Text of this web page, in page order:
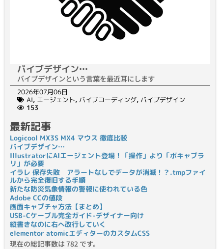
バイブデザイン…
バイブデザインという言葉を最近耳にします
2026年07月06日
AI, エージェント, バイブコーディング, バイブデザイン
153
最新記事
Logicool MX3S MX4 マウス 徹底比較
バイブデザイン…
IllustratorにAIエージェント登場！「操作」より「ボキャブラ
リ」が必要
イラレ 保存失敗 アラートなしでデータが消滅！？.tmpファイ
ルから完全復旧する手順
新たな防災気象情報の警報に使われている色
Adobe CCの値段
画面キャプチャ方法【まとめ】
USB-Cケーブル完全ガイド-デザイナー向け
縦書きなのに右へ改行していく
elementor atomicエディターのカスタムCSS
現在の総記事数は 782 です。